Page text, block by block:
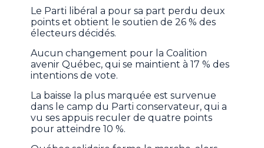
Le Parti libéral a pour sa part perdu deux
points et obtient le soutien de 26 % des
électeurs décidés.
Aucun changement pour la Coalition
avenir Québec, qui se maintient à 17 % des
intentions de vote.
La baisse la plus marquée est survenue
dans le camp du Parti conservateur, qui a
vu ses appuis reculer de quatre points
pour atteindre 10 %.